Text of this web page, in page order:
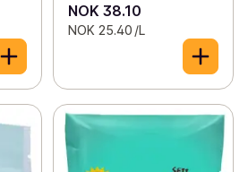
NOK 38.10
NOK 25.40 /L